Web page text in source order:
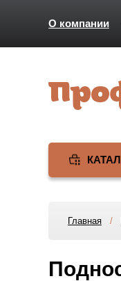
О компании
Главная /